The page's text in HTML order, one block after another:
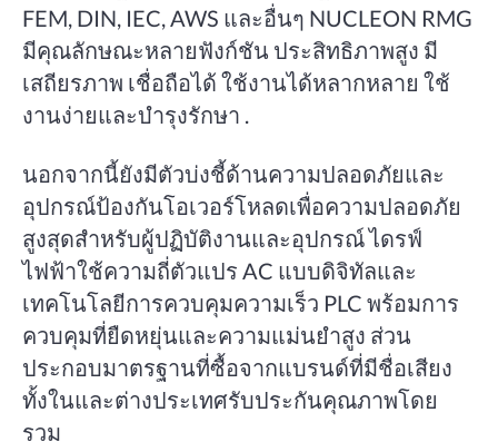
FEM, DIN, IEC, AWS และอื่นๆ NUCLEON RMG
มีคุณลักษณะหลายฟังก์ชัน ประสิทธิภาพสูง มี
เสถียรภาพ เชื่อถือได้ ใช้งานได้หลากหลาย ใช้
งานง่ายและบำรุงรักษา .
นอกจากนี้ยังมีตัวบ่งชี้ด้านความปลอดภัยและ
อุปกรณ์ป้องกันโอเวอร์โหลดเพื่อความปลอดภัย
สูงสุดสำหรับผู้ปฏิบัติงานและอุปกรณ์ ไดรฟ์
ไฟฟ้าใช้ความถี่ตัวแปร AC แบบดิจิทัลและ
เทคโนโลยีการควบคุมความเร็ว PLC พร้อมการ
ควบคุมที่ยืดหยุ่นและความแม่นยำสูง ส่วน
ประกอบมาตรฐานที่ซื้อจากแบรนด์ที่มีชื่อเสียง
ทั้งในและต่างประเทศรับประกันคุณภาพโดย
รวม